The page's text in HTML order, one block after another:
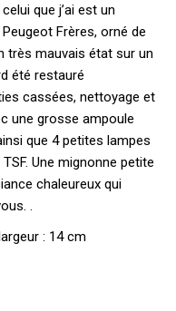
que j’ai est un
Frères, orné de
très mauvais état sur un
été restauré
cassées, nettoyage et
une grosse ampoule
que 4 petites lampes
Une mignonne petite
chaleureux qui
.
: 14 cm